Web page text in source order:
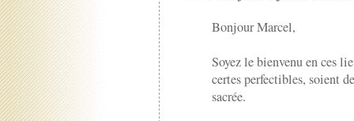
Bonjour Marcel,
Soyez le bienvenu en ces
certes perfectibles, soient
sacrée.